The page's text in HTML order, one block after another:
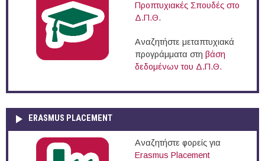
Προπτυχιακές Σπουδές στο
Δ.Π.Θ.
Αναζητήστε μεταπτυχιακά
προγράμματα στη βάση
δεδομένων του Δ.Π.Θ.
ERASMUS PLACEMENT
Αναζητήστε φορείς για
Erasmus Placement